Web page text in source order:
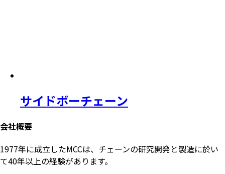
サイドボーチェーン
会社概要
1977年に成立したMCCは、チェーンの研究開発と製造に於い
て40年以上の経験があります。